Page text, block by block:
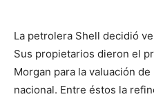
La petrolera Shell decidió
Sus propietarios dieron el
Morgan para la valuación
nacional. Entre éstos la